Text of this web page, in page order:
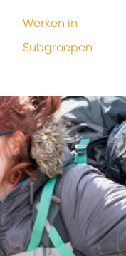
Werken in
Subgroepen